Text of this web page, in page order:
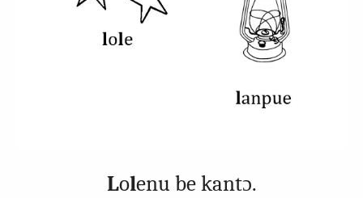
Lolenu be kantɔ.